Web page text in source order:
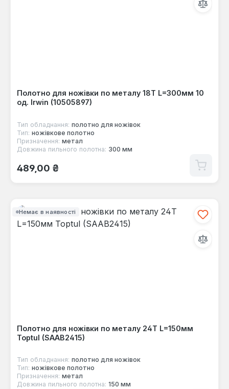
Полотно для ножівки по металу 18T L=300мм 10
од. Irwin (10505897)
Тип обладнання: полотнo для ножівок
Тип: ножівкове полотно
Призначення: метал
Довжина пильного полотна: 300 мм
Звичайна ціна:
489,00 ₴
Немає в наявності
Полотно для ножівки по металу 24T L=150мм
Toptul (SAAB2415)
Тип обладнання: полотнo для ножівок
Тип: ножівкове полотно
Призначення: метал
Довжина пильного полотна: 150 мм